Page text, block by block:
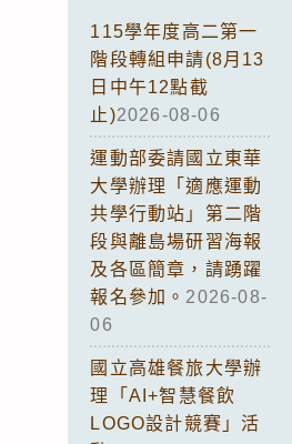
115學年度高二第一
階段轉組申請(8月13
日中午12點截
止)2026-08-06
運動部委請國立東華
大學辦理「適應運動
共學行動站」第二階
段與離島場研習海報
及各區簡章，請踴躍
報名參加。 2026-08-
06
國立高雄餐旅大學辦
理「AI+智慧餐飲
LOGO設計競賽」活